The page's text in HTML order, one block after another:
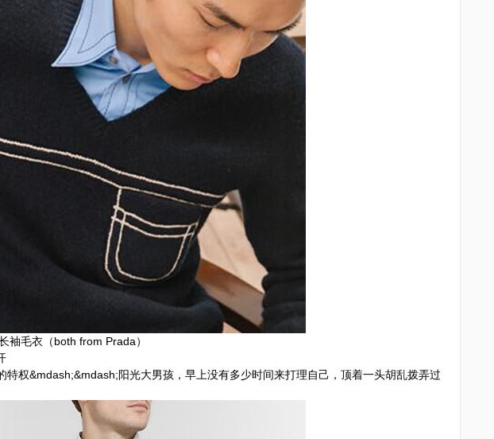
毛衣（both from Prada）
&mdash;&mdash;阳光大男孩，早上没有多少时间来打理自己，顶着一头胡乱拨弄过